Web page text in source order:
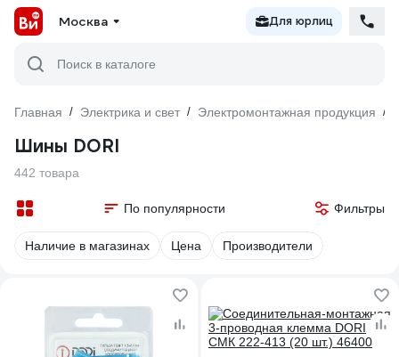
Москва Для юрлиц
Поиск в каталоге
Главная / Электрика и свет / Электромонтажная продукция /
Шины DORI
442 товара
По популярности Фильтры
Наличие в магазинах Цена Производители